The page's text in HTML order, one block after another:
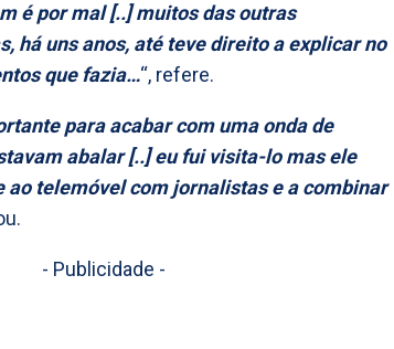
é por mal [..] muitos das outras
há uns anos, até teve direito a explicar no
que fazia…“, refere.
para acabar com uma onda de
abalar [..] eu fui visita-lo mas ele
ao telemóvel com jornalistas e a combinar
- Publicidade -